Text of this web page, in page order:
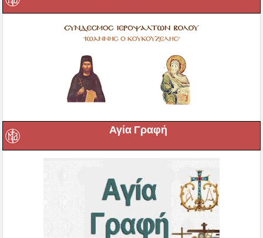
Αγία Γραφή